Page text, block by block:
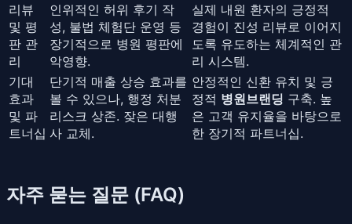
리뷰
및 평
판 관
리
인위적인 허위 후기 작
성, 불법 체험단 운영 등
장기적으로 병원 평판에
악영향.
실제 내원 환자의 긍정적
경험이 진성 리뷰로 이어지
도록 유도하는 체계적인 관
리 시스템.
기대
효과
및 파
트너십
단기적 매출 상승 효과를
볼 수 있으나, 행정 처분
리스크 상존. 잦은 대행
사 교체.
안정적인 신환 유치 및 긍
정적 병원브랜딩 구축. 높
은 고객 유지율을 바탕으로
한 장기적 파트너십.
자주 묻는 질문 (FAQ)